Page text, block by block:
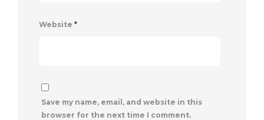
Website *
Save my name, email, and website in this
browser for the next time I comment.